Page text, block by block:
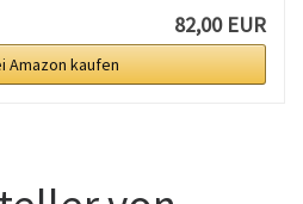
82,00 EUR
Amazon kaufen